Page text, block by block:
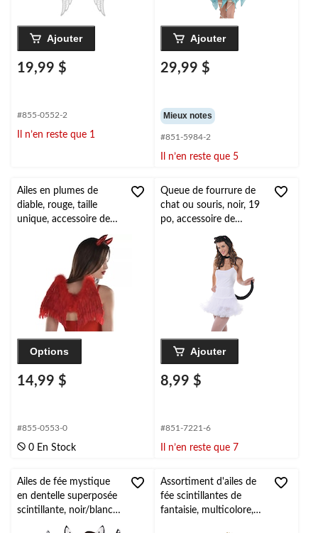
Ajouter
19,99 $
#855-0552-2
Il n’en reste que 1
Ajouter
29,99 $
Mieux notes
#851-5984-2
Il n’en reste que 5
Ailes en plumes de
diable, rouge, taille
unique, accessoire de
costume à porter pour
Options
14,99 $
#855-0553-0
0 En Stock
Queue de fourrure de
chat ou souris, noir, 19
po, accessoire de
costume à porter pour
Ajouter
8,99 $
#851-7221-6
Il n’en reste que 7
Ailes de fée mystique
en dentelle superposée
scintillante, noir/blanc,
taille unique, accessoire
Assortiment d'ailes de
fée scintillantes de
fantaisie, multicolore,